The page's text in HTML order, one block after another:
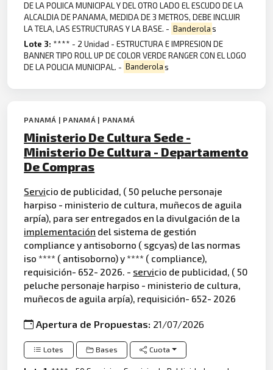
DE LA POLIICA MUNICIPAL Y DEL OTRO LADO EL ESCUDO DE LA
ALCALDIA DE PANAMA, MEDIDA DE 3 METROS, DEBE INCLUIR
LA TELA, LAS ESTRUCTURAS Y LA BASE. - Banderolas
Lote 3: **** - 2 Unidad - ESTRUCTURA E IMPRESION DE
BANNER TIPO ROLL UP DE COLOR VERDE RANGER CON EL LOGO
DE LA POLICIA MUNICIPAL. - Banderolas
PANAMÁ | PANAMÁ | PANAMÁ
Ministerio De Cultura Sede -
Ministerio De Cultura - Departamento
De Compras
Servicio de publicidad, ( 50 peluche personaje
harpiso - ministerio de cultura, muñecos de aguila
arpía), para ser entregados en la divulgación de la
implementación del sistema de gestión
compliance y antisoborno ( sgcyas) de las normas
iso **** ( antisoborno) y **** ( compliance),
requisición- 652- 2026. - servicio de publicidad, ( 50
peluche personaje harpiso - ministerio de cultura,
muñecos de aguila arpía), requisición- 652- 2026
Apertura de Propuestas: 21/07/2026
Lotes Bases Cuota